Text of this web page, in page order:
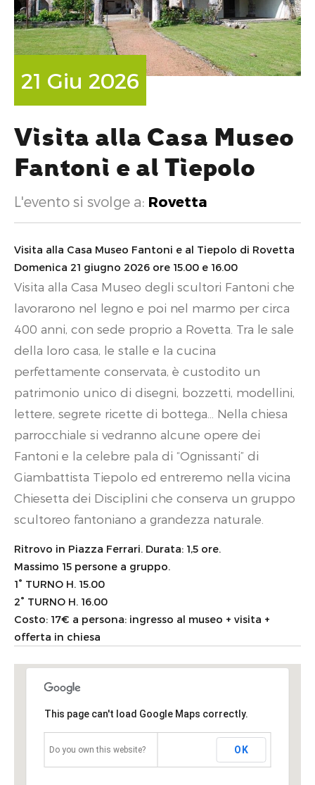
21 Giu 2026
Visita alla Casa Museo
Fantoni e al Tiepolo
L'evento si svolge a: Rovetta
Visita alla Casa Museo Fantoni e al Tiepolo di Rovetta
Domenica 21 giugno 2026 ore 15.00 e 16.00
Visita alla Casa Museo degli scultori Fantoni che
lavorarono nel legno e poi nel marmo per circa
400 anni, con sede proprio a Rovetta. Tra le sale
della loro casa, le stalle e la cucina
perfettamente conservata, è custodito un
patrimonio unico di disegni, bozzetti, modellini,
lettere, segrete ricette di bottega… Nella chiesa
parrocchiale si vedranno alcune opere dei
Fantoni e la celebre pala di “Ognissanti” di
Giambattista Tiepolo ed entreremo nella vicina
Chiesetta dei Disciplini che conserva un gruppo
scultoreo fantoniano a grandezza naturale.
Ritrovo in Piazza Ferrari. Durata: 1,5 ore.
Massimo 15 persone a gruppo.
1° TURNO H. 15.00
2° TURNO H. 16.00
Costo: 17€ a persona: ingresso al museo + visita +
offerta in chiesa
This page can't load Google Maps correctly.
Do you own this website? OK